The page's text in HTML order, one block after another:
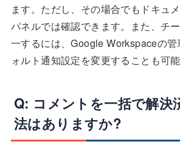
ます。ただし、その場合でもドキュ
パネルでは確認できます。また、チ
一するには、Google Workspaceの管
ォルト通知設定を変更することも可能
Q: コメントを一括で解決
法はありますか?